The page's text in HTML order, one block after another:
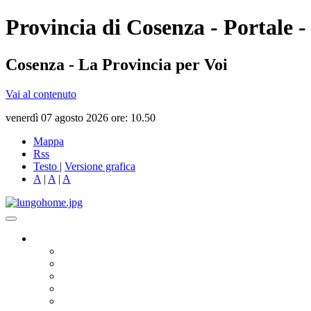
Provincia di Cosenza - Portale
Cosenza - La Provincia per Voi
Vai al contenuto
venerdì 07 agosto 2026 ore: 10.50
Mappa
Rss
Testo | Versione grafica
A | A | A